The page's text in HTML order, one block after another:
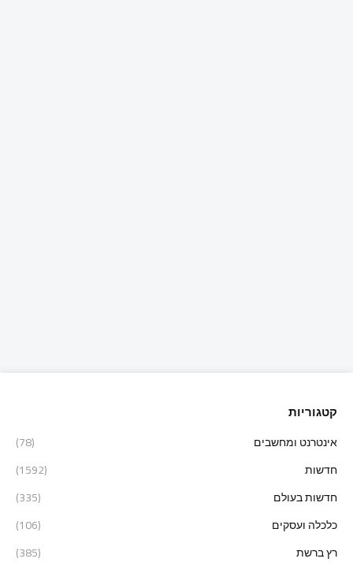
קטגוריות
אינטרנט ומחשבים
(78)
חדשות
(1592)
חדשות בעולם
(335)
כלכלה ועסקים
(106)
רץ ברשת
(385)